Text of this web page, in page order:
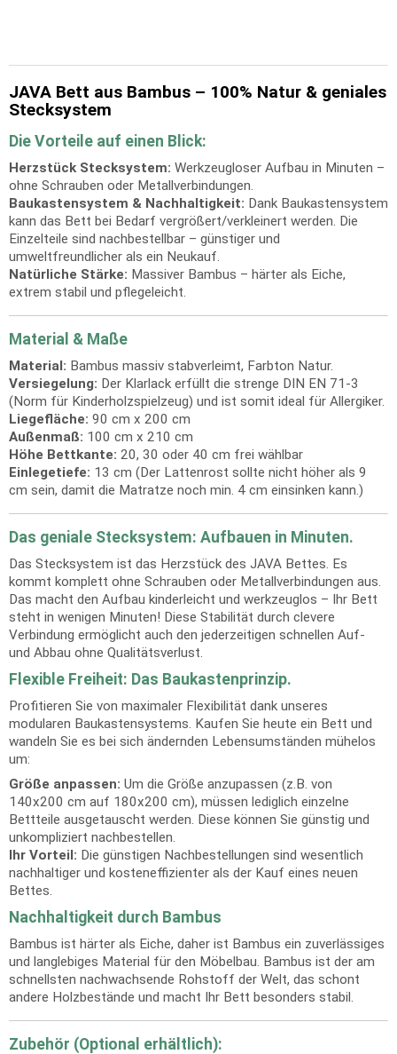
JAVA Bett aus Bambus – 100% Natur & geniales
Stecksystem
Die Vorteile auf einen Blick:
Herzstück Stecksystem: Werkzeugloser Aufbau in Minuten –
ohne Schrauben oder Metallverbindungen.
Baukastensystem & Nachhaltigkeit: Dank Baukastensystem
kann das Bett bei Bedarf vergrößert/verkleinert werden. Die
Einzelteile sind nachbestellbar – günstiger und
umweltfreundlicher als ein Neukauf.
Natürliche Stärke: Massiver Bambus – härter als Eiche,
extrem stabil und pflegeleicht.
Material & Maße
Material: Bambus massiv stabverleimt, Farbton Natur.
Versiegelung: Der Klarlack erfüllt die strenge DIN EN 71-3
(Norm für Kinderholzspielzeug) und ist somit ideal für Allergiker.
Liegefläche: 90 cm x 200 cm
Außenmaß: 100 cm x 210 cm
Höhe Bettkante: 20, 30 oder 40 cm frei wählbar
Einlegetiefe: 13 cm (Der Lattenrost sollte nicht höher als 9
cm sein, damit die Matratze noch min. 4 cm einsinken kann.)
Das geniale Stecksystem: Aufbauen in Minuten.
Das Stecksystem ist das Herzstück des JAVA Bettes. Es
kommt komplett ohne Schrauben oder Metallverbindungen aus.
Das macht den Aufbau kinderleicht und werkzeuglos – Ihr Bett
steht in wenigen Minuten! Diese Stabilität durch clevere
Verbindung ermöglicht auch den jederzeitigen schnellen Auf-
und Abbau ohne Qualitätsverlust.
Flexible Freiheit: Das Baukastenprinzip.
Profitieren Sie von maximaler Flexibilität dank unseres
modularen Baukastensystems. Kaufen Sie heute ein Bett und
wandeln Sie es bei sich ändernden Lebensumständen mühelos
um:
Größe anpassen: Um die Größe anzupassen (z.B. von
140x200 cm auf 180x200 cm), müssen lediglich einzelne
Bettteile ausgetauscht werden. Diese können Sie günstig und
unkompliziert nachbestellen.
Ihr Vorteil: Die günstigen Nachbestellungen sind wesentlich
nachhaltiger und kosteneffizienter als der Kauf eines neuen
Bettes.
Nachhaltigkeit durch Bambus
Bambus ist härter als Eiche, daher ist Bambus ein zuverlässiges
und langlebiges Material für den Möbelbau. Bambus ist der am
schnellsten nachwachsende Rohstoff der Welt, das schont
andere Holzbestände und macht Ihr Bett besonders stabil.
Zubehör (Optional erhältlich):